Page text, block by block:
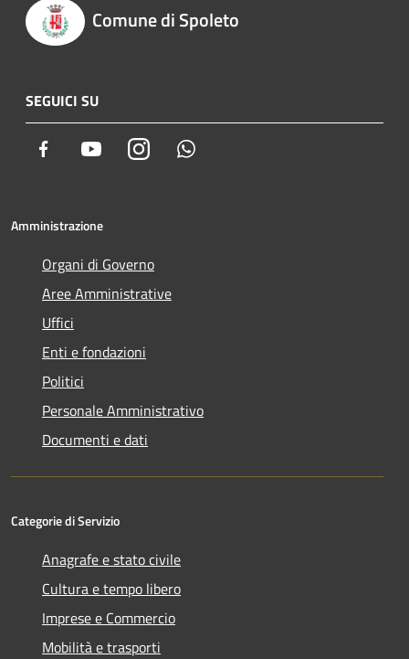
Comune di Spoleto
SEGUICI SU
Facebook YoutubeInstagram
Amministrazione
Organi di Governo
Aree Amministrative
Uffici
Enti e fondazioni
Politici
Personale Amministrativo
Documenti e dati
Categorie di Servizio
Anagrafe e stato civile
Cultura e tempo libero
Imprese e Commercio
Mobilità e trasporti